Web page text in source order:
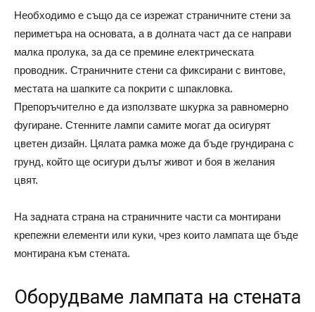
Необходимо е също да се изрежат страничните стени за
периметъра на основата, а в долната част да се направи
малка пролука, за да се премине електрическата
проводник. Страничните стени са фиксирани с винтове,
местата на шапките са покрити с шпакловка.
Препоръчително е да използвате шкурка за равномерно
фугиране. Стенните лампи самите могат да осигурят
цветен дизайн. Цялата рамка може да бъде грундирана с
грунд, който ще осигури дълъг живот и боя в желания
цвят.
На задната страна на страничните части са монтирани
крепежни елементи или куки, чрез които лампата ще бъде
монтирана към стената.
Оборудваме лампата на стената